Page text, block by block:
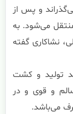
و پس از
می‌شود. به
نشاکاری گفته
تولید و کشت
و قوی و در
می‌باشد.